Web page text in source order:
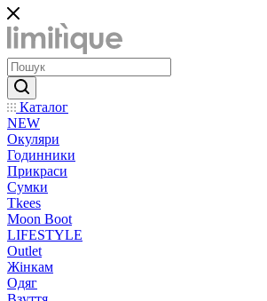
Каталог
NEW
Окуляри
Годинники
Прикраси
Сумки
Tkees
Moon Boot
LIFESTYLE
Outlet
Жінкам
Одяг